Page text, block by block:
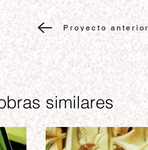
Proyecto anterior
similares